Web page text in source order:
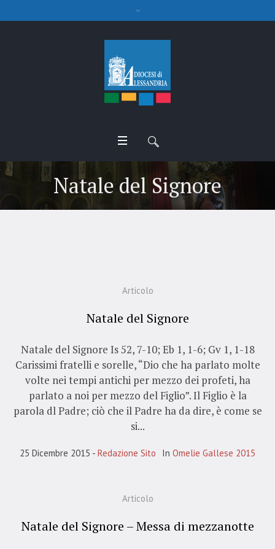
Natale del Signore
Articolo
Natale del Signore
Natale del Signore Is 52, 7-10; Eb 1, 1-6; Gv 1, 1-18
Carissimi fratelli e sorelle, “Dio che ha parlato molte
volte nei tempi antichi per mezzo dei profeti, ha
parlato a noi per mezzo del Figlio”. Il Figlio è la
parola dl Padre; ciò che il Padre ha da dire, è come se
si...
25 Dicembre 2015 Redazione Sito In Omelie Gallese 2015
Articolo
Natale del Signore – Messa di mezzanotte